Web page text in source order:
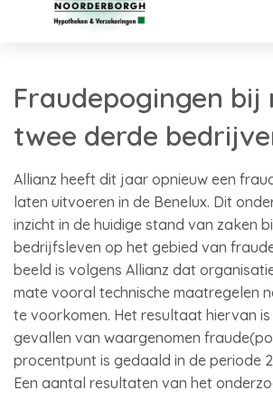
Fraudepogingen bij
twee derde
Allianz heeft dit jaar opnieuw een
laten uitvoeren in de Benelux. Dit
inzicht in de huidige stand van zaken
bedrijfsleven op het gebied van
beeld is volgens Allianz dat
mate vooral technische maatregelen
te voorkomen. Het resultaat hiervan
gevallen van waargenomen
procentpunt is gedaald in de periode
Een aantal resultaten van het